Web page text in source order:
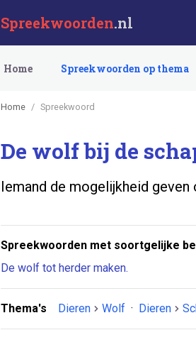
Spreekwoorden.nl
Home Spreekwoorden op thema
Home Spreekwoord
De wolf bij de
Iemand de mogelijkheid
Spreekwoorden met soortgelijke
De wolf tot herder maken.
Thema's Dieren Wolf · Dieren